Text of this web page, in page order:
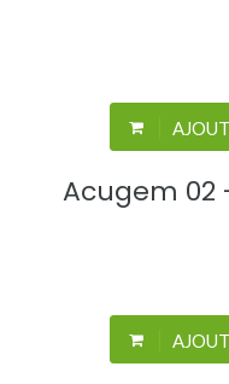
Acugem 02